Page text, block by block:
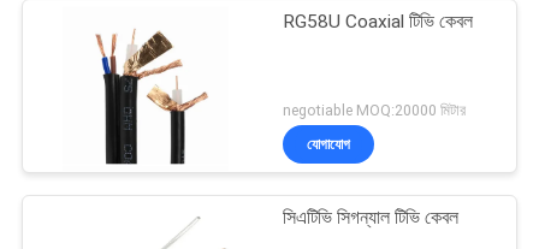
RG58U Coaxial টিভি কেবল
negotiable MOQ:20000 মিটার
যোগাযোগ
সিএটিভি সিগন্যাল টিভি কেবল